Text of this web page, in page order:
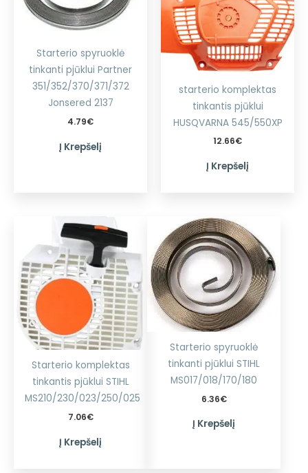
Starterio spyruoklė
tinkanti pjūklui Partner
351/352/370/371/372
Jonsered 2137
4.79€
Į Krepšelį
starterio komplektas
tinkantis pjūklui
HUSQVARNA 545/550XP
12.66€
Į Krepšelį
Starterio komplektas
tinkantis pjūklui STIHL
MS210/230/023/250/025
7.06€
Į Krepšelį
Starterio spyruoklė
tinkanti pjūklui STIHL
MS017/018/170/180
6.36€
Į Krepšelį